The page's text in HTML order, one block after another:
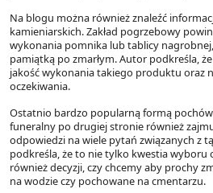
Na blogu można również znaleźć
kamieniarskich. Zakład pogrzebowy
wykonania pomnika lub tablicy
pamiątką po zmarłym. Autor podkreśla,
jakość wykonania takiego produktu oraz
oczekiwania.
Ostatnio bardzo popularną formą
funeralny po drugiej stronie również
odpowiedzi na wiele pytań związanych z
podkreśla, że to nie tylko kwestia wyboru
również decyzji, czy chcemy aby prochy
na wodzie czy pochowane na cmentarzu.